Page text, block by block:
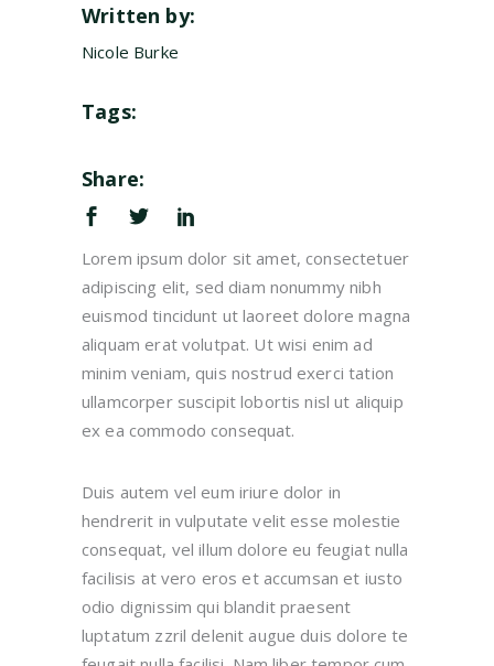
Written by:
Nicole Burke
Tags:
Share:
Lorem ipsum dolor sit amet, consectetuer
adipiscing elit, sed diam nonummy nibh
euismod tincidunt ut laoreet dolore magna
aliquam erat volutpat. Ut wisi enim ad
minim veniam, quis nostrud exerci tation
ullamcorper suscipit lobortis nisl ut aliquip
ex ea commodo consequat.
Duis autem vel eum iriure dolor in
hendrerit in vulputate velit esse molestie
consequat, vel illum dolore eu feugiat nulla
facilisis at vero eros et accumsan et iusto
odio dignissim qui blandit praesent
luptatum zzril delenit augue duis dolore te